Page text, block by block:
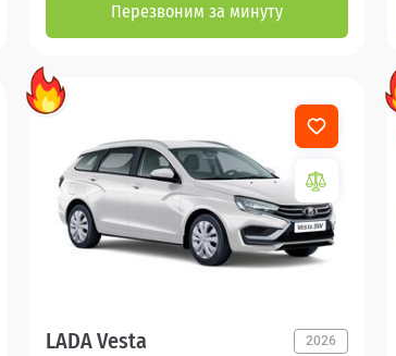
Перезвоним за минуту
LADA Vesta 2026